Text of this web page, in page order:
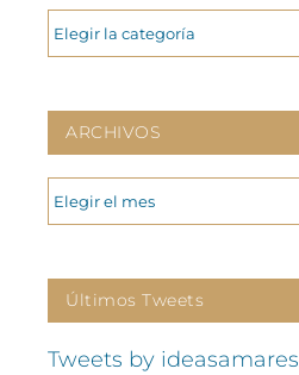
CATEGORIAS
ARCHIVOS
ARCHIVOS
Últimos Tweets
Tweets by ideasamares